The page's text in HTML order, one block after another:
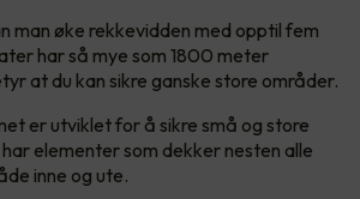
man øke rekkevidden med opptil fem
har så mye som 1800 meter
at du kan sikre ganske store områder.
er utviklet for å sikre små og store
elementer som dekker nesten alle
inne og ute.